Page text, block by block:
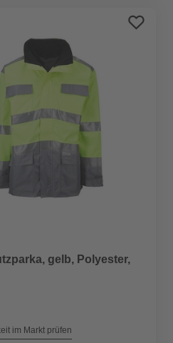
gelb, Polyester,
im Markt prüfen